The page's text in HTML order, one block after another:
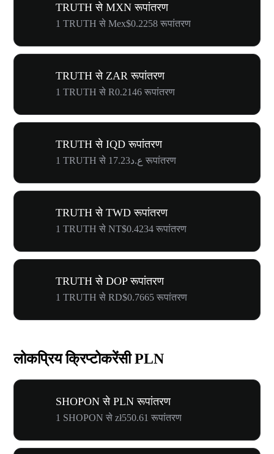
TRUTH से MXN रूपांतरण
1 TRUTH से Mex$0.2258 रूपांतरण
TRUTH से ZAR रूपांतरण
1 TRUTH से R0.2146 रूपांतरण
TRUTH से IQD रूपांतरण
1 TRUTH से ع.د17.23 रूपांतरण
TRUTH से TWD रूपांतरण
1 TRUTH से NT$0.4234 रूपांतरण
TRUTH से DOP रूपांतरण
1 TRUTH से RD$0.7665 रूपांतरण
लोकप्रिय क्रिप्टोकरेंसी PLN
SHOPON से PLN रूपांतरण
1 SHOPON से zł550.61 रूपांतरण